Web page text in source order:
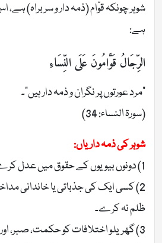
شوہر چونکہ قوّام (ذمہ دار و سربراہ)
ہے:
الرِّجَالُ قَوَّامُونَ عَلَى النِّسَاءِ
“مرد عورتوں پر نگران و ذمہ دار ہیں”۔
(سورۃ النساء: 34)
شوہر کی ذمہ داریاں:
1) دونوں بیویوں کے حقوق میں عدل کرے۔
2) کسی ایک کی جذباتی یا خاندانی
ظلم نہ کرے۔
3) گھریلو اختلافات کو حکمت، صبر، اور شفقت سے حل کرے۔